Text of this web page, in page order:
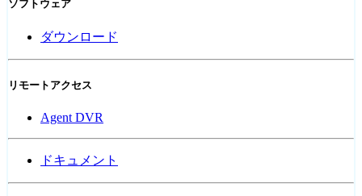
ソフトウェア
ダウンロード
リモートアクセス
Agent DVR
ドキュメント